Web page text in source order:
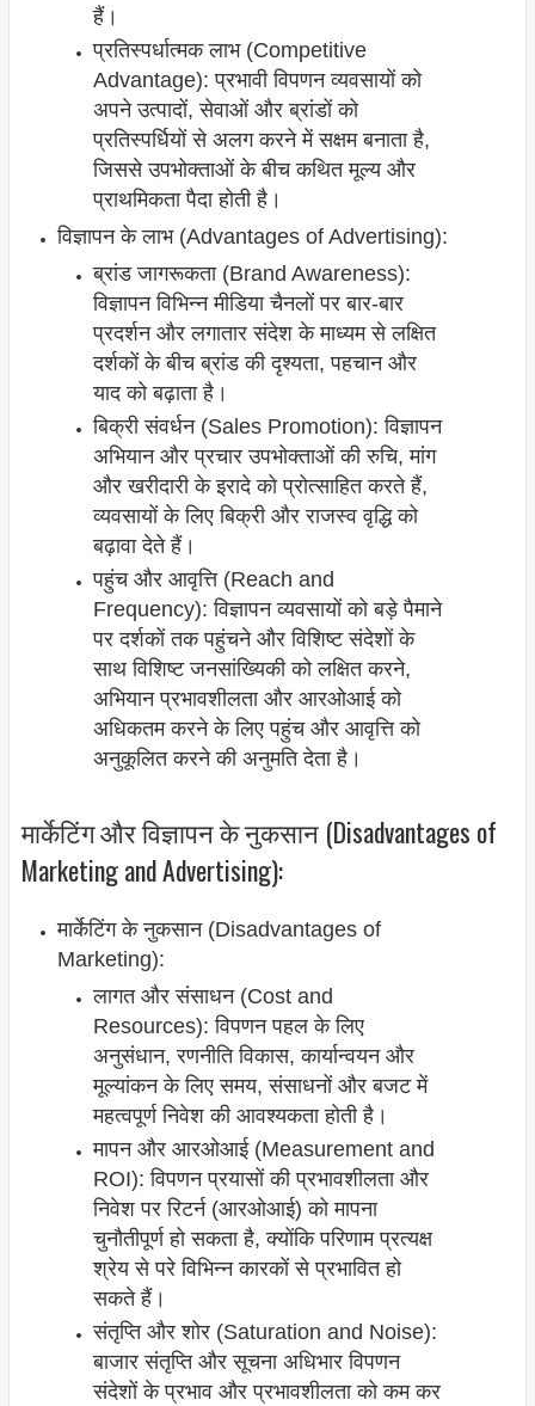
हैं।
प्रतिस्पर्धात्मक लाभ (Competitive
Advantage): प्रभावी विपणन व्यवसायों को
अपने उत्पादों, सेवाओं और ब्रांडों को
प्रतिस्पर्धियों से अलग करने में सक्षम बनाता है,
जिससे उपभोक्ताओं के बीच कथित मूल्य और
प्राथमिकता पैदा होती है।
विज्ञापन के लाभ (Advantages of Advertising):
ब्रांड जागरूकता (Brand Awareness):
विज्ञापन विभिन्न मीडिया चैनलों पर बार-बार
प्रदर्शन और लगातार संदेश के माध्यम से लक्षित
दर्शकों के बीच ब्रांड की दृश्यता, पहचान और
याद को बढ़ाता है।
बिक्री संवर्धन (Sales Promotion): विज्ञापन
अभियान और प्रचार उपभोक्ताओं की रुचि, मांग
और खरीदारी के इरादे को प्रोत्साहित करते हैं,
व्यवसायों के लिए बिक्री और राजस्व वृद्धि को
बढ़ावा देते हैं।
पहुंच और आवृत्ति (Reach and
Frequency): विज्ञापन व्यवसायों को बड़े पैमाने
पर दर्शकों तक पहुंचने और विशिष्ट संदेशों के
साथ विशिष्ट जनसांख्यिकी को लक्षित करने,
अभियान प्रभावशीलता और आरओआई को
अधिकतम करने के लिए पहुंच और आवृत्ति को
अनुकूलित करने की अनुमति देता है।
मार्केटिंग और विज्ञापन के नुकसान (Disadvantages of
Marketing and Advertising):
मार्केटिंग के नुकसान (Disadvantages of
Marketing):
लागत और संसाधन (Cost and
Resources): विपणन पहल के लिए
अनुसंधान, रणनीति विकास, कार्यान्वयन और
मूल्यांकन के लिए समय, संसाधनों और बजट में
महत्वपूर्ण निवेश की आवश्यकता होती है।
मापन और आरओआई (Measurement and
ROI): विपणन प्रयासों की प्रभावशीलता और
निवेश पर रिटर्न (आरओआई) को मापना
चुनौतीपूर्ण हो सकता है, क्योंकि परिणाम प्रत्यक्ष
श्रेय से परे विभिन्न कारकों से प्रभावित हो
सकते हैं।
संतृप्ति और शोर (Saturation and Noise):
बाजार संतृप्ति और सूचना अधिभार विपणन
संदेशों के प्रभाव और प्रभावशीलता को कम कर